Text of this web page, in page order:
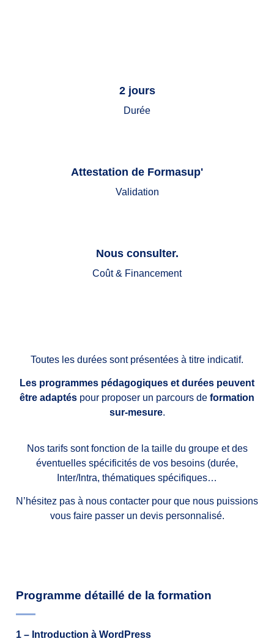
2 jours
Durée
Attestation de Formasup'
Validation
Nous consulter.
Coût & Financement
Toutes les durées sont présentées à titre indicatif.
Les programmes pédagogiques et durées peuvent
être adaptés pour proposer un parcours de formation
sur-mesure.
Nos tarifs sont fonction de la taille du groupe et des
éventuelles spécificités de vos besoins (durée,
Inter/Intra, thématiques spécifiques…
N’hésitez pas à nous contacter pour que nous puissions
vous faire passer un devis personnalisé.
Programme détaillé de la formation
1 – Introduction à WordPress